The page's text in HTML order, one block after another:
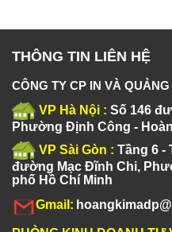
THÔNG TIN LIÊN HỆ
CÔNG TY CP IN VÀ
VP Hà Nội : Số 146
Phường Định Công -
VP Sài Gòn : Tầng 6 -
đường Mạc Đĩnh Chi,
phố Hồ Chí Minh
Gmail: